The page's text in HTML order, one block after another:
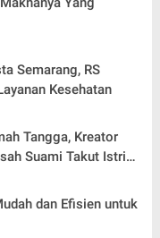
Semarang, RS
Kesehatan
Tangga, Kreator
Suami Takut Istri
dan Efisien untuk